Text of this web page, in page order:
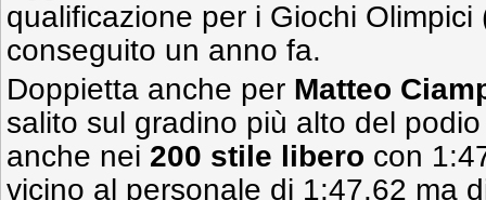
qualificazione per i Giochi
conseguito un anno fa.
Doppietta anche per Matteo
salito sul gradino più alto del
anche nei 200 stile libero con
vicino al personale di 1:47.62 ma